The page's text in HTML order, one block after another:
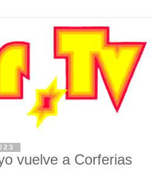
vuelve a Corferias